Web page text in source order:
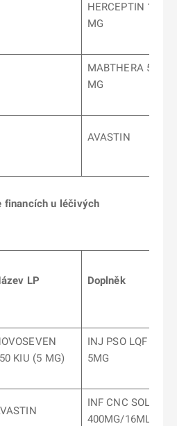
HERCEPTIN 150
MG
MABTHERA 500
MG
AVASTIN
financích u léčivých
LP Doplněk
KIU (5 MG)
INJ PSO LQF
5MG
INF CNC SOL
400MG/16ML